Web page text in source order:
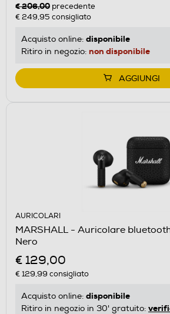
€ 206,00 precedente
€ 249,95 consigliato
Acquisto online: disponibile
Ritiro in negozio: non disponibile
AGGIUNGI
AURICOLARI
MARSHALL - Auricolare
Nero
€ 129,00
€ 129,99 consigliato
Acquisto online: disponibile
Ritiro in negozio in 30' gratuito: